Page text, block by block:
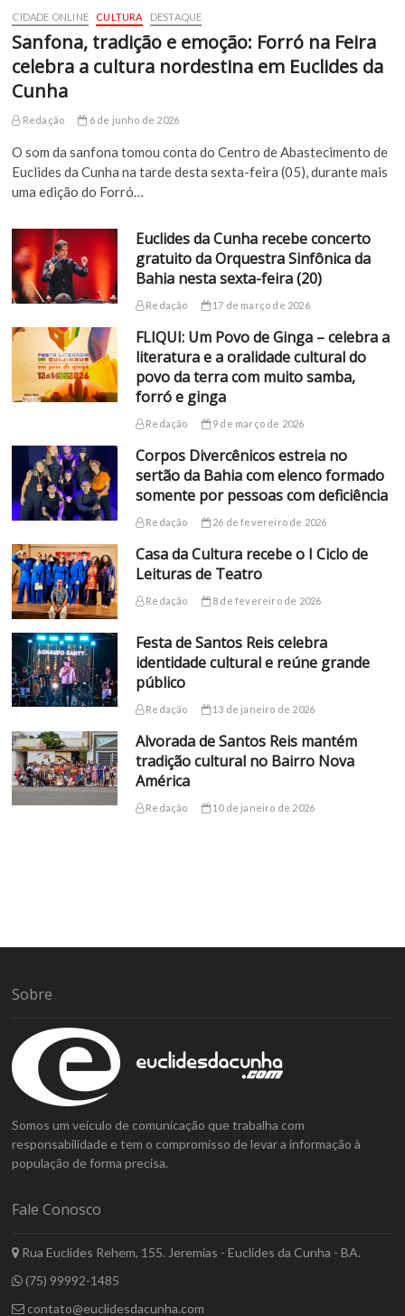
CIDADE ONLINE CULTURA DESTAQUE
Sanfona, tradição e emoção: Forró na Feira
celebra a cultura nordestina em Euclides da
Cunha
Redação 6 de junho de 2026
O som da sanfona tomou conta do Centro de Abastecimento de
Euclides da Cunha na tarde desta sexta-feira (05), durante mais
uma edição do Forró…
Euclides da Cunha recebe concerto
gratuito da Orquestra Sinfônica da
Bahia nesta sexta-feira (20)
Redação 17 de março de 2026
FLIQUI: Um Povo de Ginga – celebra a
literatura e a oralidade cultural do
povo da terra com muito samba,
forró e ginga
Redação 9 de março de 2026
Corpos Divercênicos estreia no
sertão da Bahia com elenco formado
somente por pessoas com deficiência
Redação 26 de fevereiro de 2026
Casa da Cultura recebe o I Ciclo de
Leituras de Teatro
Redação 8 de fevereiro de 2026
Festa de Santos Reis celebra
identidade cultural e reúne grande
público
Redação 13 de janeiro de 2026
Alvorada de Santos Reis mantém
tradição cultural no Bairro Nova
América
Redação 10 de janeiro de 2026
Sobre
Somos um veículo de comunicação que trabalha com
responsabilidade e tem o compromisso de levar a informação à
população de forma precisa.
Fale Conosco
Rua Euclides Rehem, 155. Jeremias - Euclides da Cunha - BA.
(75) 99992-1485
contato@euclidesdacunha.com